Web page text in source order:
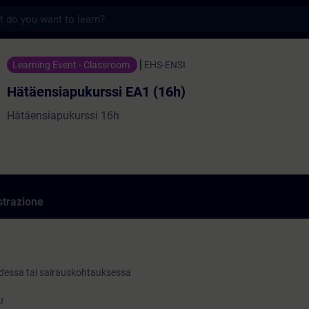
EA1 (16h) - Formazione -
Learning Event - Classroom EHS-ENSI
Hätäensiapukurssi EA1 (16h)
Hätäensiapukurssi 16h
tai sairauskohtauksessa